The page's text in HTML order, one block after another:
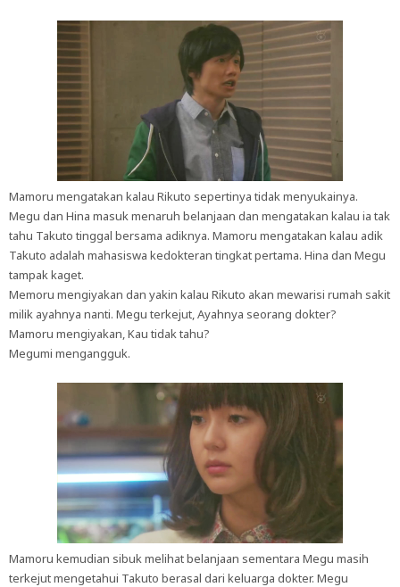
Mamoru mengatakan kalau Rikuto sepertinya tidak menyukainya.
Megu dan Hina masuk menaruh belanjaan dan mengatakan kalau ia tak
tahu Takuto tinggal bersama adiknya. Mamoru mengatakan kalau adik
Takuto adalah mahasiswa kedokteran tingkat pertama. Hina dan Megu
tampak kaget.
Memoru mengiyakan dan yakin kalau Rikuto akan mewarisi rumah sakit
milik ayahnya nanti. Megu terkejut, Ayahnya seorang dokter?
Mamoru mengiyakan, Kau tidak tahu?
Megumi mengangguk.
Mamoru kemudian sibuk melihat belanjaan sementara Megu masih
terkejut mengetahui Takuto berasal dari keluarga dokter. Megu